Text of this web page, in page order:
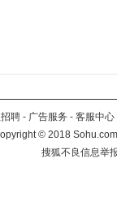
聘 - 广告服务 - 客服中心
©2018
搜狐不良信息举